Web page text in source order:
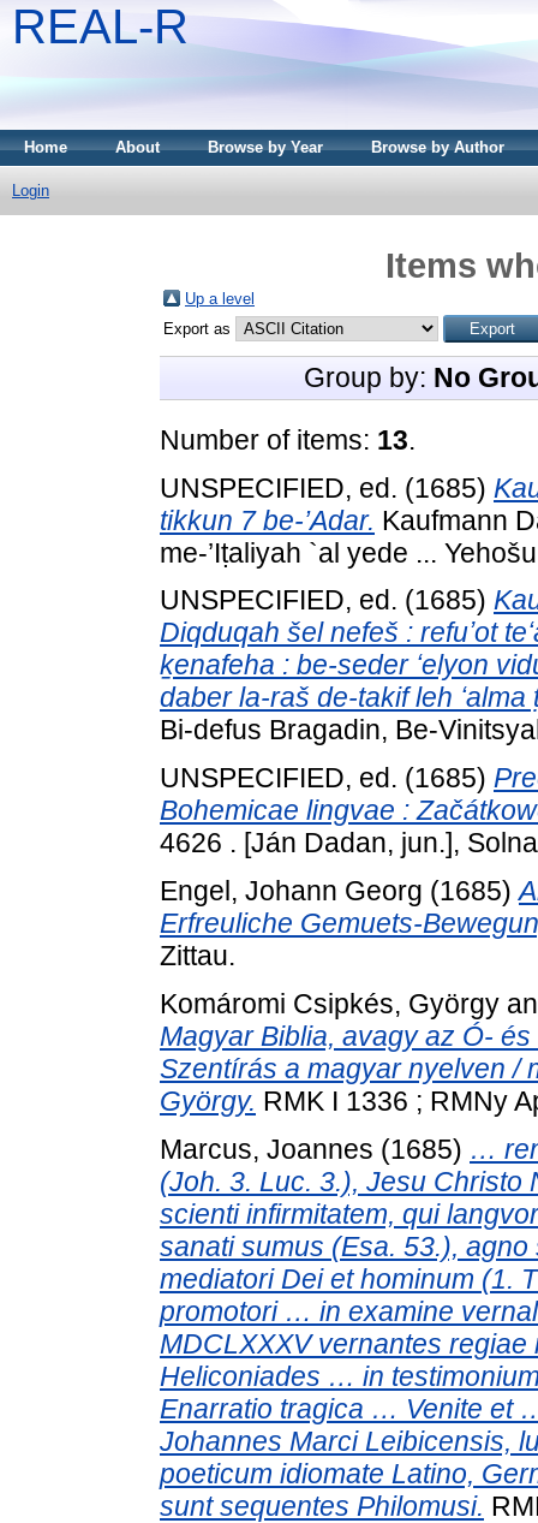
REAL-R
Home About Browse by Year Browse by Author
Login
Items
Up a level
Export as
Group by: No
Number of items: 13.
UNSPECIFIED, ed. (1685)
tikkun 7 be-’Adar. Kaufmann
me-’Iṭaliyah `al yede ...
UNSPECIFIED, ed. (1685)
Diqduqah šel nefeš : refuʼot
ḵenafeha : be-seder ʻelyon
daber la-raš de-takif leh ʻalma
Bi-defus Bragadin, Be-
UNSPECIFIED, ed. (1685)
Bohemicae lingvae :
4626 . [Ján Dadan, jun.],
Engel, Johann Georg (1685)
Erfreuliche Gemuets-
Zittau.
Komáromi Csipkés, György
Magyar Biblia, avagy az Ó-
Szentírás a magyar nyelven /
György. RMK I 1336 ; RMNy
Marcus, Joannes (1685) …
(Joh. 3. Luc. 3.), Jesu Christo
scienti infirmitatem, qui
sanati sumus (Esa. 53.),
mediatori Dei et hominum (1.
promotori … in examine
MDCLXXXV vernantes
Heliconiades … in
Enarratio tragica … Venite et
Johannes Marci Leibicensis,
poeticum idiomate Latino,
sunt sequentes Philomusi.